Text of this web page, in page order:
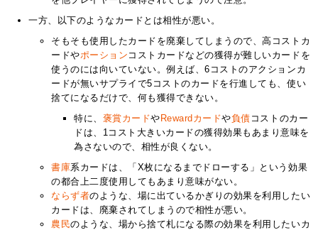
一方、以下のようなカードとは相性が悪い。
そもそも使用したカードを廃棄してしまうので、高コストカ
ードやポーション コストカードなどの獲得が難しいカードを
使うのには向いていない。例えば、6コストのアクションカ
ードが無いサプライで5コストのカードを行進しても、使い
捨てになるだけで、何も獲得できない。
特に、 褒賞カードや Rewardカードや負債 コストのカー
ドは、1コスト大きいカードの獲得効果もあまり意味を
為さないので、相性が良くない。
書庫系カードは、「X枚になるまでドローする」という効果
の都合上二度使用してもあまり意味がない。
ならず者のような、場に出ているかぎりの効果を利用したい
カードは、廃棄されてしまうので相性が悪い。
農民のような、場から捨て札になる際の効果を利用したいカ